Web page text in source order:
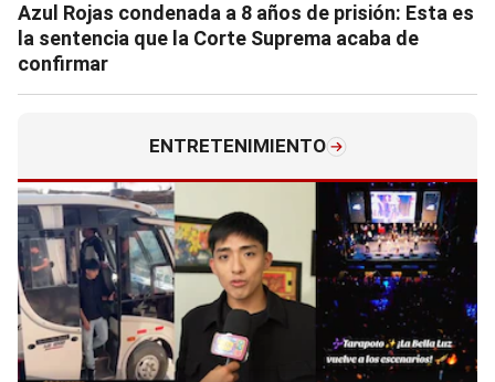
Azul Rojas condenada a 8 años de prisión: Esta es
la sentencia que la Corte Suprema acaba de
confirmar
ENTRETENIMIENTO